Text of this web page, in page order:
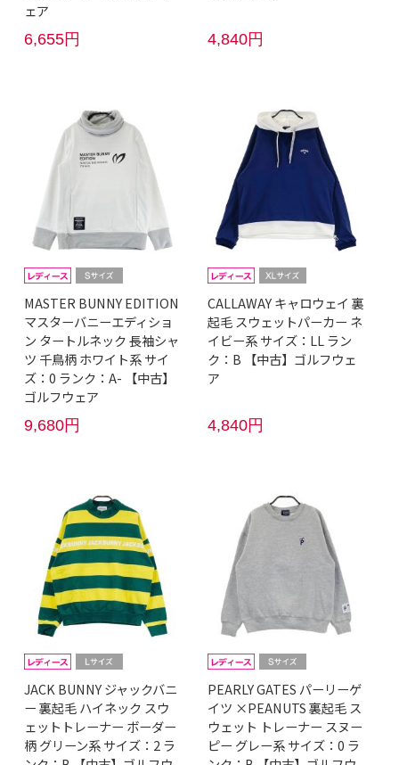
ェア
6,655円 4,840円
MASTER BUNNY EDITION
マスターバニーエディショ
ン タートルネック 長袖シャ
ツ 千鳥柄 ホワイト系 サイ
ズ：0 ランク：A- 【中古】
ゴルフウェア
9,680円
CALLAWAY キャロウェイ 裏
起毛 スウェットパーカー ネ
イビー系 サイズ：LL ラン
ク：B 【中古】ゴルフウェ
ア
4,840円
JACK BUNNY ジャックバニ
ー 裏起毛 ハイネック スウ
ェットトレーナー ボーダー
柄 グリーン系 サイズ：2 ラ
PEARLY GATES パーリーゲ
イツ ×PEANUTS 裏起毛 ス
ウェット トレーナー スヌー
ピー グレー系 サイズ：0 ラ